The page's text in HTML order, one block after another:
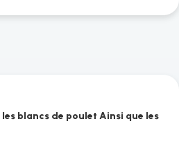
blancs de poulet Ainsi que les